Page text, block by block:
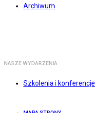
Archiwum
NASZE WYDARZENIA
Szkolenia i konferencje